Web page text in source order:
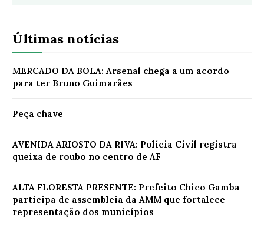
Últimas notícias
MERCADO DA BOLA: Arsenal chega a um acordo
para ter Bruno Guimarães
Peça chave
AVENIDA ARIOSTO DA RIVA: Polícia Civil registra
queixa de roubo no centro de AF
ALTA FLORESTA PRESENTE: Prefeito Chico Gamba
participa de assembleia da AMM que fortalece
representação dos municípios